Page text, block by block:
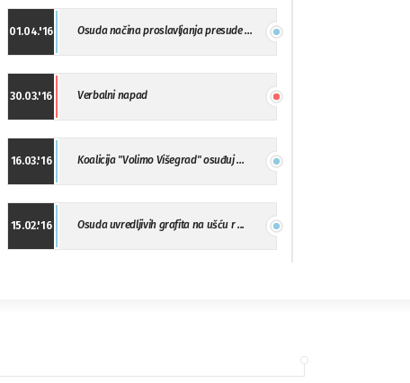
01.04.'16 Osuda načina proslavljanja presude ...
30.03.'16 Verbalni napad
16.03.'16 Koalicija "Volimo Višegrad" osuđuj ...
15.02.'16 Osuda uvredljivih grafita na ušću r ...